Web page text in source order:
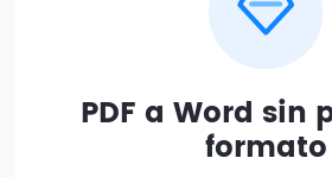
PDF a Word sin
formato